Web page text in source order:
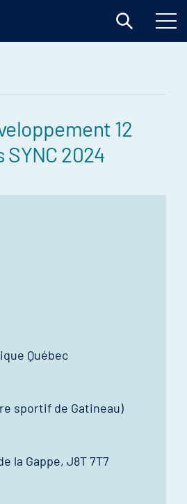
12
SYNC 2024
Québec
sportif de Gatineau)
la Gappe, J8T 7T7